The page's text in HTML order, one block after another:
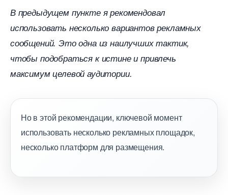
предыдущем пункте я рекомендовал
использовать несколько вариантов рекламных
сообщений. Это одна из наилучших тактик,
чтобы подобраться к истине и привлечь
максимум целевой аудитории.
Но в этой рекомендации, ключевой момент
использовать несколько рекламных площадок,
несколько платформ для размещения.